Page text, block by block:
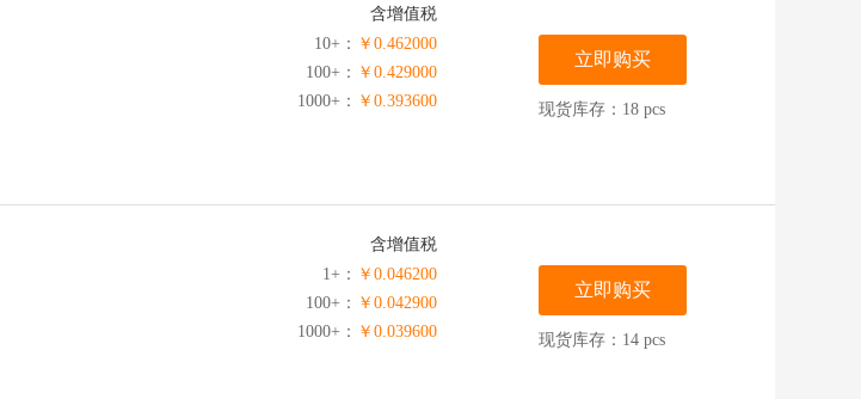
含增值税
10+： ￥0.462000
100+： ￥0.429000
1000+： ￥0.393600
立即购买
现货库存：18 pcs
含增值税
1+： ￥0.046200
100+： ￥0.042900
1000+： ￥0.039600
立即购买
现货库存：14 pcs